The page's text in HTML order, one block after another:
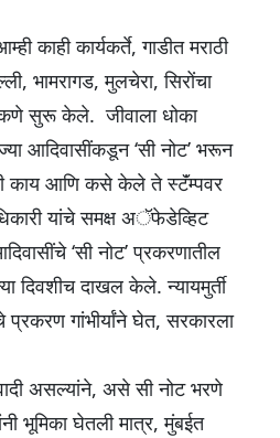
काही कार्यकर्ते, गाडीत मराठी
भामरागड, मुलचेरा, सिरोंचा
सुरू केले. जीवाला धोका
आदिवासींकडून ‘सी नोट’ भरून
काय आणि कसे केले ते स्टॅंम्पवर
यांचे समक्ष अॅफेडेव्हिट
‘सी नोट’ प्रकरणातील
दिवशीच दाखल केले. न्यायमुर्ती
गांभीर्यांने घेत, सरकारला
असल्यांने, असे सी नोट भरणे
भूमिका घेतली मात्र, मुंबईत